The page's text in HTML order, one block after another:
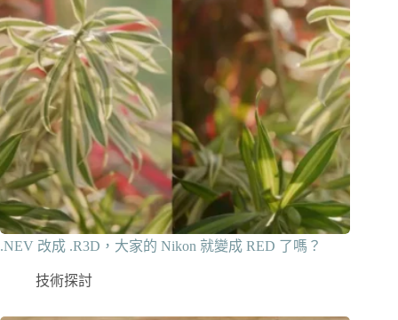
.NEV 改成 .R3D，大家的 Nikon 就變成 RED 了嗎？
技術探討